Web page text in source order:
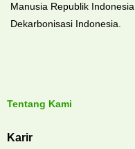
Manusia Republik
Dekarbonisasi Indonesia.
Tentang Kami
Karir